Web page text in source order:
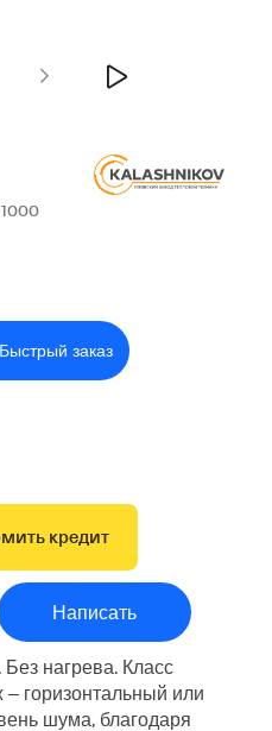
1000
Быстрый заказ
кредит
Написать
нагрева. Класс
горизонтальный или
шума, благодаря